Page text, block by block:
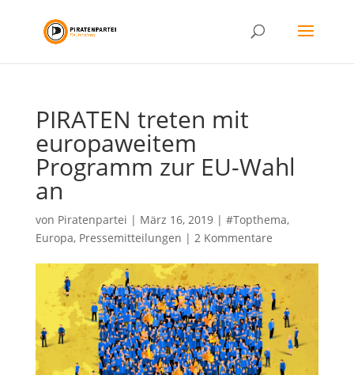
PIRATEN treten mit
europaweitem
Programm zur EU-Wahl
an
von Piratenpartei | März 16, 2019| #Topthema,
Europa, Pressemitteilungen | 2 Kommentare